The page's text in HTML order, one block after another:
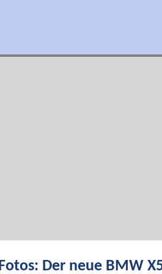
Fotos: Der neue BMW